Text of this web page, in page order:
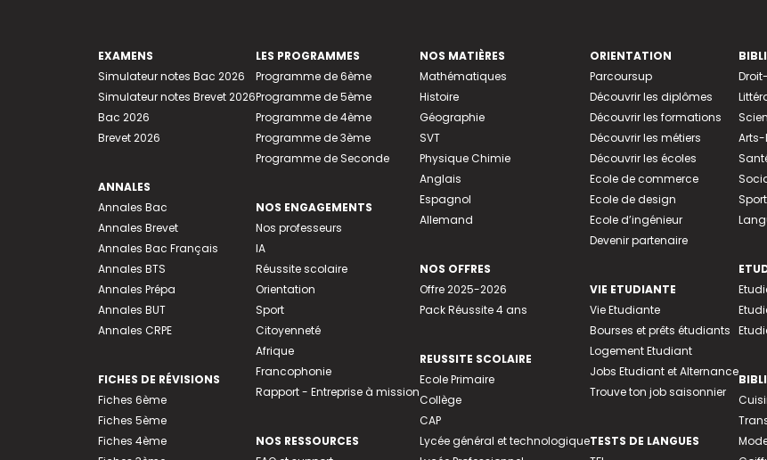
EXAMENS
Simulateur notes Bac 2026
Simulateur notes Brevet 2026
Bac 2026
Brevet 2026
ANNALES
Annales Bac
Annales Brevet
Annales Bac Français
Annales BTS
Annales Prépa
Annales BUT
Annales CRPE
FICHES DE RÉVISIONS
Fiches 6ème
Fiches 5ème
Fiches 4ème
LES PROGRAMMES
Programme de 6ème
Programme de 5ème
Programme de 4ème
Programme de 3ème
Programme de Seconde
NOS ENGAGEMENTS
Nos professeurs
IA
Réussite scolaire
Orientation
Sport
Citoyenneté
Afrique
Francophonie
Rapport - Entreprise à mission
NOS RESSOURCES
NOS MATIÈRES
Mathématiques
Histoire
Géographie
SVT
Physique Chimie
Anglais
Espagnol
Allemand
NOS OFFRES
Offre 2025-2026
Pack Réussite 4 ans
REUSSITE SCOLAIRE
Ecole Primaire
Collège
CAP
Lycée général et technologique
ORIENTATION
Parcoursup
Découvrir les diplômes
Découvrir les formations
Découvrir les métiers
Découvrir les écoles
Ecole de commerce
Ecole de design
Ecole d’ingénieur
Devenir partenaire
VIE ETUDIANTE
Vie Etudiante
Bourses et prêts étudiants
Logement Etudiant
Jobs Etudiant et Alternance
Trouve ton job saisonnier
TESTS DE LANGUES
Sport